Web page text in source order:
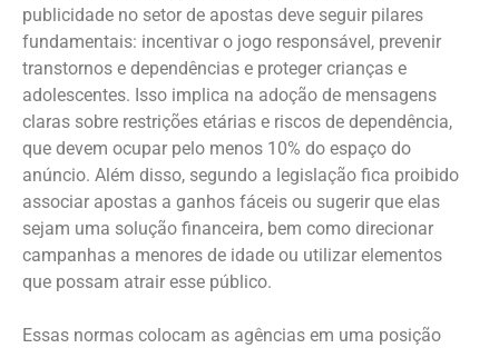
publicidade no setor de apostas deve seguir pilares
fundamentais: incentivar o jogo responsável, prevenir
transtornos e dependências e proteger crianças e
adolescentes. Isso implica na adoção de mensagens
claras sobre restrições etárias e riscos de dependência,
que devem ocupar pelo menos 10% do espaço do
anúncio. Além disso, segundo a legislação fica proibido
associar apostas a ganhos fáceis ou sugerir que elas
sejam uma solução financeira, bem como direcionar
campanhas a menores de idade ou utilizar elementos
que possam atrair esse público.
Essas normas colocam as agências em uma posição